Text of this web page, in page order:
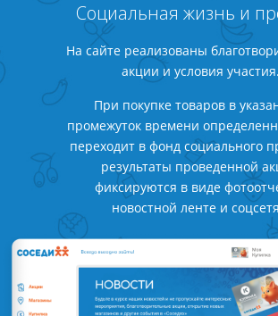
Социальная жизнь и
На сайте реализованы
акции и условия участия.
При покупке товаров в
промежуток времени
переходит в фонд социального
результаты проведенной
фиксируются в виде
новостной ленте и